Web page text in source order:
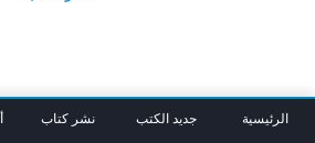
الرئيسية جديد الكتب نشر كتاب